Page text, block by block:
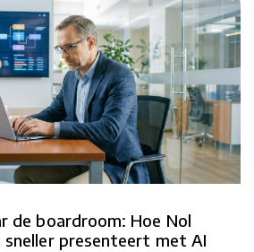
de boardroom: Hoe Nol
sneller presenteert met AI